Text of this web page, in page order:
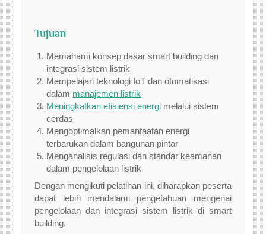
Tujuan
Memahami konsep dasar smart building dan
integrasi sistem listrik
Mempelajari teknologi IoT dan otomatisasi
dalam manajemen listrik
Meningkatkan efisiensi energi melalui sistem
cerdas
Mengoptimalkan pemanfaatan energi
terbarukan dalam bangunan pintar
Menganalisis regulasi dan standar keamanan
dalam pengelolaan listrik
Dengan mengikuti pelatihan ini, diharapkan peserta
dapat lebih mendalami pengetahuan mengenai
pengelolaan dan integrasi sistem listrik di smart
building.